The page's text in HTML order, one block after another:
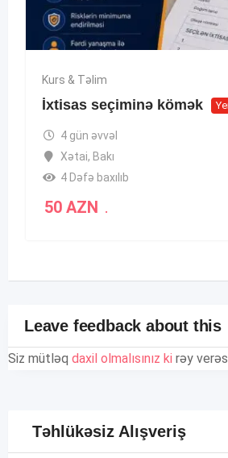
Kurs & Təlim
İxtisas seçiminə kömək
4 gün əvvəl
Xətai, Bakı
4 Dəfə baxılıb
50 AZN .
Leave feedback about this
Siz mütləq daxil olmalısınız ki rəy
Təhlükəsiz Alışveriş